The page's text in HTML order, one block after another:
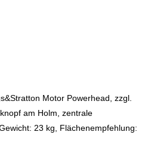
Motor Powerhead, zzgl.
am Holm, zentrale
23 kg, Flächenempfehlung: